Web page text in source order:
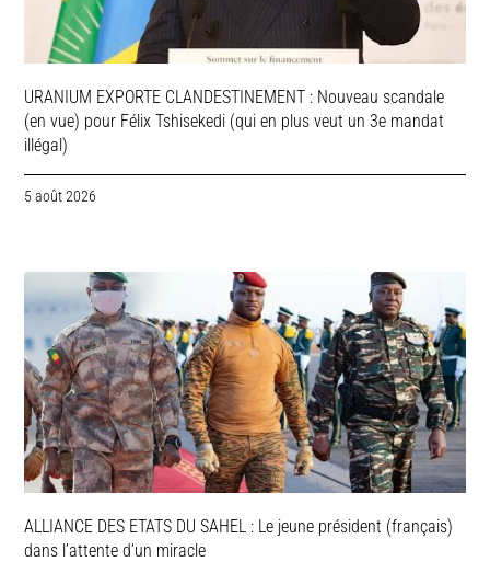
URANIUM EXPORTE CLANDESTINEMENT : Nouveau scandale
(en vue) pour Félix Tshisekedi (qui en plus veut un 3e mandat
illégal)
5 août 2026
ALLIANCE DES ETATS DU SAHEL : Le jeune président (français)
dans l’attente d’un miracle